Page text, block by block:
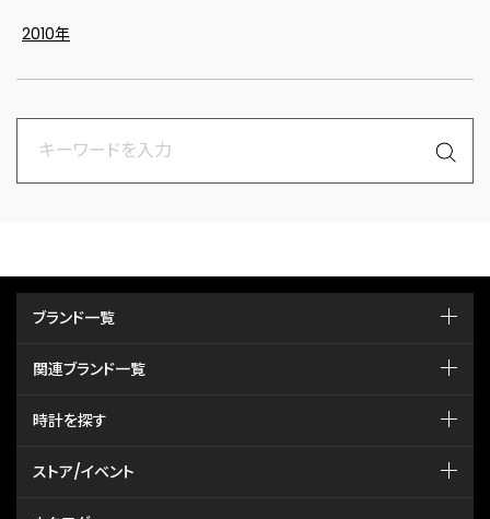
2010年
ブランド一覧
関連ブランド一覧
時計を探す
ストア/イベント